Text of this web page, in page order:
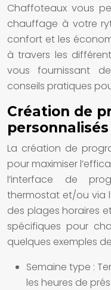
Chaffoteaux vous
chauffage à votre
confort et les
à travers les
vous fournissant
conseils pratiques
Création de
personnalisés
La création de
pour maximiser
l’interface de
thermostat et/ou via
des plages horaires
spécifiques pour
quelques exemples
Semaine type :
les heures de